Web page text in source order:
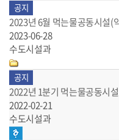
공지
2023년 6월 먹는물공동시설(
2023-06-28
수도시설과
공지
2022년 1분기 먹는물공동시
2022-02-21
수도시설과